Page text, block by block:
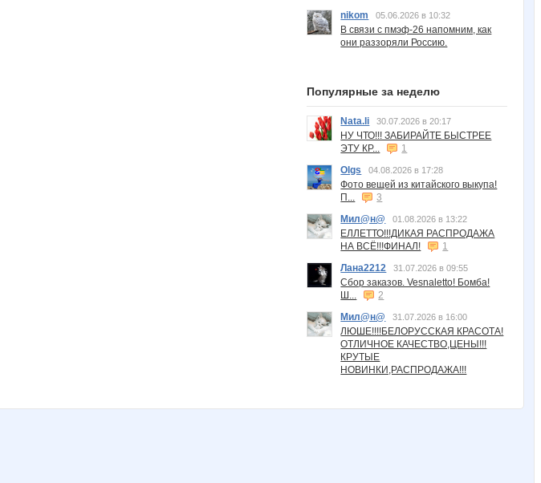
nikom
05.06.2026 в 10:32
В связи с пмэф-26 напомним, как
они раззоряли Россию.
Популярные за неделю
Nata.li 30.07.2026 в 20:17
НУ ЧТО!!! ЗАБИРАЙТЕ БЫСТРЕЕ
ЭТУ КР...
1
Olgs
04.08.2026 в 17:28
Фото вещей из китайского выкупа!
П...
3
Мил@н@
01.08.2026 в 13:22
ЕЛЛЕТТО!!!ДИКАЯ РАСПРОДАЖА
НА ВСЁ!!!ФИНАЛ!
1
Лана2212
31.07.2026 в 09:55
Сбор заказов. Vesnaletto! Бомба!
Ш...
2
Мил@н@
31.07.2026 в 16:00
ЛЮШЕ!!!!БЕЛОРУССКАЯ КРАСОТА!
ОТЛИЧНОЕ КАЧЕСТВО,ЦЕНЫ!!!
КРУТЫЕ
НОВИНКИ,РАСПРОДАЖА!!!